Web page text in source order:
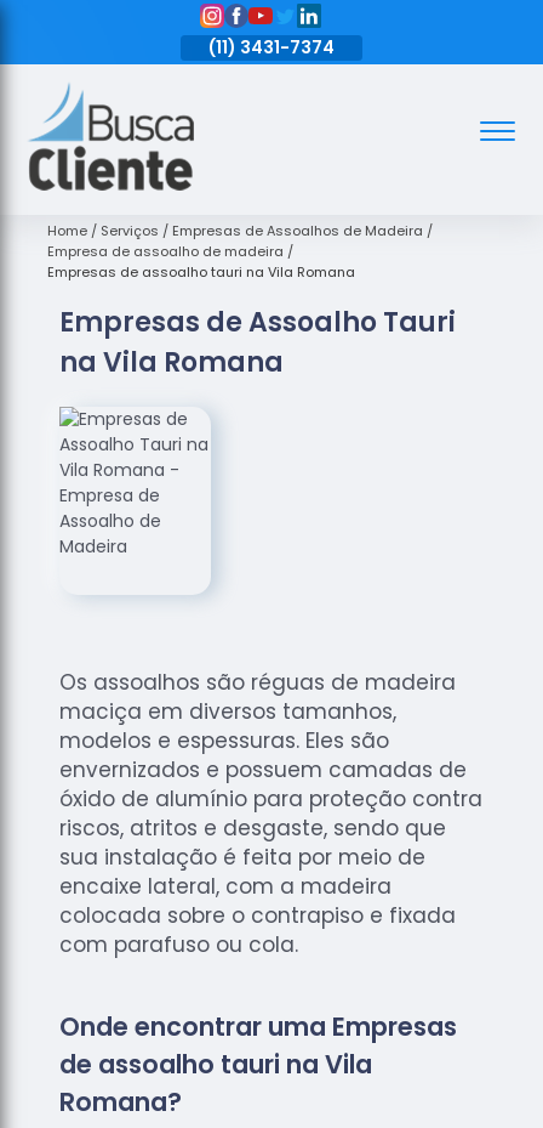
(11) 3431-7374
Assoalhos
de Madeira
Decks de
Empresas
de
de Madeira
Loja de
Assoalhos
Raspagem
de
Raspagem
de Tacos
de
Madeiras
Raspagens
de Pisos
Tacos de
Madeiras
Home Serviços
Empresas de Assoalhos de Madeira
Empresa de assoalho de madeira
Empresas de assoalho tauri na Vila Romana
Empresas de Assoalho Tauri
na Vila Romana
Os assoalhos são réguas de madeira
maciça em diversos tamanhos,
modelos e espessuras. Eles são
envernizados e possuem camadas de
óxido de alumínio para proteção contra
riscos, atritos e desgaste, sendo que
sua instalação é feita por meio de
encaixe lateral, com a madeira
colocada sobre o contrapiso e fixada
com parafuso ou cola.
Onde encontrar uma Empresas
de assoalho tauri na Vila
Romana?